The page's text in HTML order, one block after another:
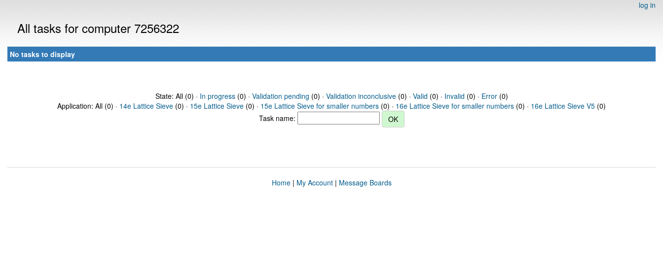
log in
All tasks for computer 7256322
No tasks to display
State: All (0) · In progress(0) · Validation pending (0) · Validation inconclusive(0) · Valid (0) · Invalid (0) · Error(0)
Application: All (0) · 14e Lattice Sieve (0) · 15e Lattice Sieve (0) · 15e Lattice Sieve for smaller numbers (0) · 16e Lattice Sieve for smaller numbers (0) · 16e Lattice Sieve V5 (0)
Task name:
Home| My Account| Message Boards